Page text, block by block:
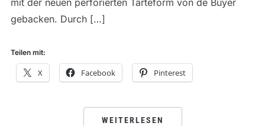
mit der neuen perforierten Tarteform von de Buyer
gebacken. Durch […]
Teilen mit:
X Facebook Pinterest
WEITERLESEN